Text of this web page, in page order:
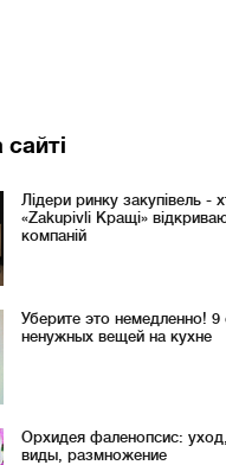
Лідери ринку закупівель -
«Zakupivli Кращі»
компаній
Уберите это немедленно!
ненужных вещей на кухне
Орхидея фаленопсис:
виды, размножение